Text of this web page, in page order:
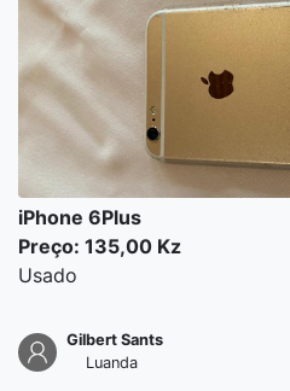
iPhone 6Plus
Preço: 135,00 Kz
Usado
Gilbert Sants
Luanda